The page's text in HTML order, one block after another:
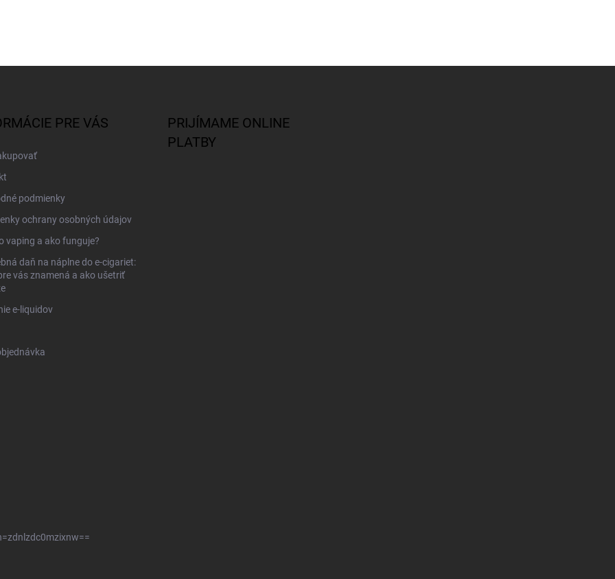
PRE VÁS
podmienky
ochrany osobných údajov
vaping a ako funguje?
daň na náplne do e-cigariet:
vás znamená a ako ušetriť
e-liquidov
PRIJÍMAME ONLINE
PLATBY